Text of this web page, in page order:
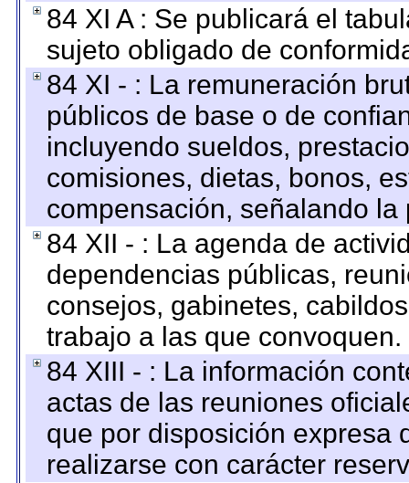
84 XI A : Se publicará el
sujeto obligado de
84 XI - : La remuneración
públicos de base o de
incluyendo sueldos,
comisiones, dietas, bonos,
compensación, señalando
84 XII - : La agenda de
dependencias públicas,
consejos, gabinetes,
trabajo a las que convoquen.
84 XIII - : La información
actas de las reuniones
que por disposición expresa
realizarse con carácter